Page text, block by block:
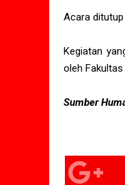
Acara
Kegiatan
oleh Fakultas
Sumber